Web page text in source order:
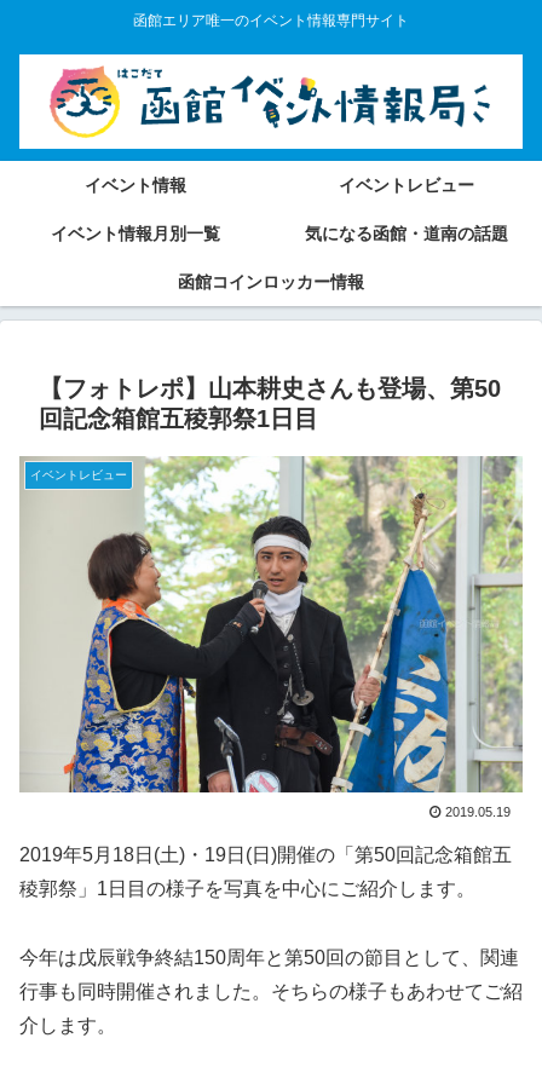
函館エリア唯一のイベント情報専門サイト
イベント情報 イベントレビュー
イベント情報月別一覧 気になる函館・道南の話題
函館コインロッカー情報
【フォトレポ】山本耕史さんも登場、第50
回記念箱館五稜郭祭1日目
イベントレビュー
2019.05.19
2019年5月18日(土)・19日(日)開催の「第50回記念箱館五
稜郭祭」1日目の様子を写真を中心にご紹介します。
今年は戊辰戦争終結150周年と第50回の節目として、関連
行事も同時開催されました。そちらの様子もあわせてご紹
介します。